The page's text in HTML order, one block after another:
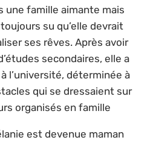
une famille aimante mais
su qu’elle devrait
ses rêves. Après avoir
secondaires, elle a
l’université, déterminée à
qui se dressaient sur
organisés en famille
est devenue maman